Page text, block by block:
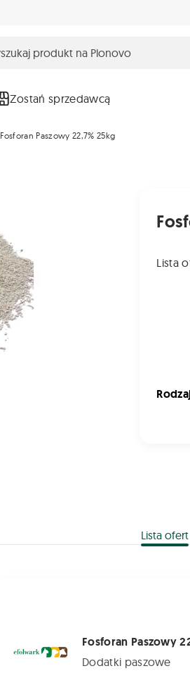
Zostań sprzedawcą
Fosforan Paszowy 22,7% 25kg
Lista
Lista ofert
Fosforan Paszowy
Dodatki paszowe